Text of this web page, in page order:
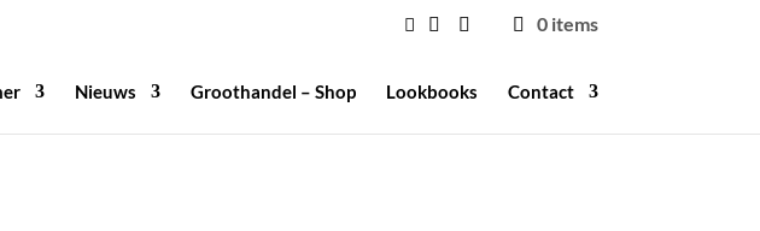
0 items
Nieuws Groothandel – Shop Lookbooks Contact